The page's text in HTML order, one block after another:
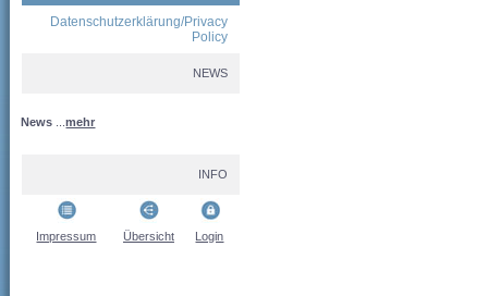
Datenschutzerklärung/Privacy
Policy
NEWS
News ...mehr
INFO
Impressum Übersicht Login